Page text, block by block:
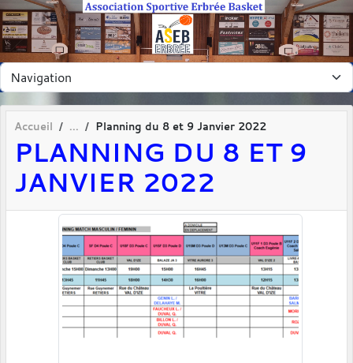
Accueil Planning du 8 et 9 Janvier 2022
PLANNING DU 8 ET 9
JANVIER 2022
Panneau de gestion des cookies